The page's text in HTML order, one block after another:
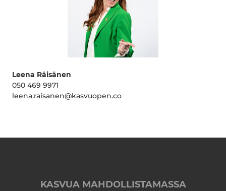
Leena Räisänen
050 469 9971
leena.raisanen@kasvuopen.co
KASVUA MAHDOLLISTAMASSA